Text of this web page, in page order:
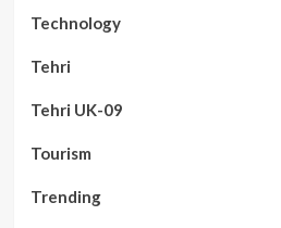
Technology
Tehri
Tehri UK-09
Tourism
Trending